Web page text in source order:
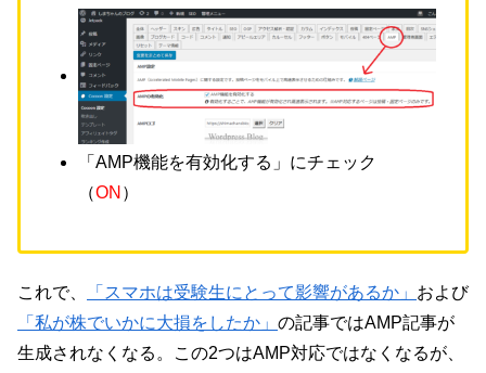
「AMP機能を有効化する」にチェック
（ON ）
これで、 「スマホは受験生にとって影響があるか」 および
「私が株でいかに大損をしたか」 の記事ではAMP記事が
生成されなくなる。この2つはAMP対応ではなくなるが、